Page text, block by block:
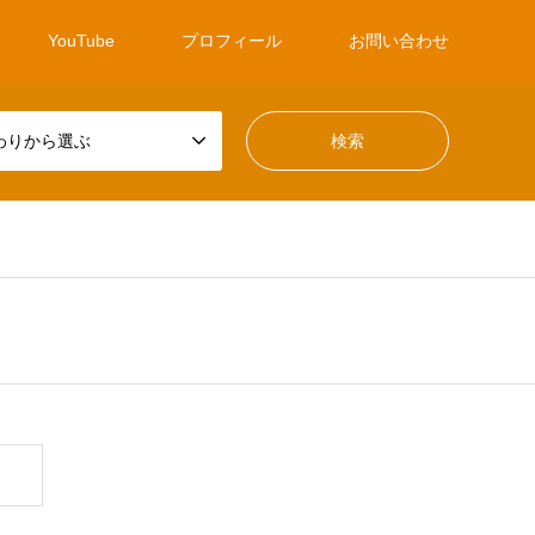
YouTube プロフィール お問い合わせ
りから選ぶ